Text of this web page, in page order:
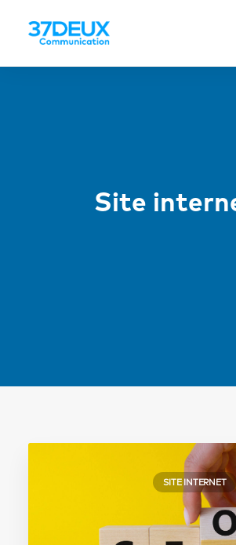
Site
SITE INTERNET